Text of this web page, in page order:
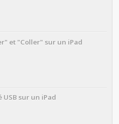
et "Coller" sur un iPad
sur un iPad